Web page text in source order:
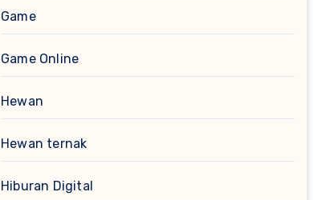
Game
Game Online
Hewan
Hewan ternak
Hiburan Digital